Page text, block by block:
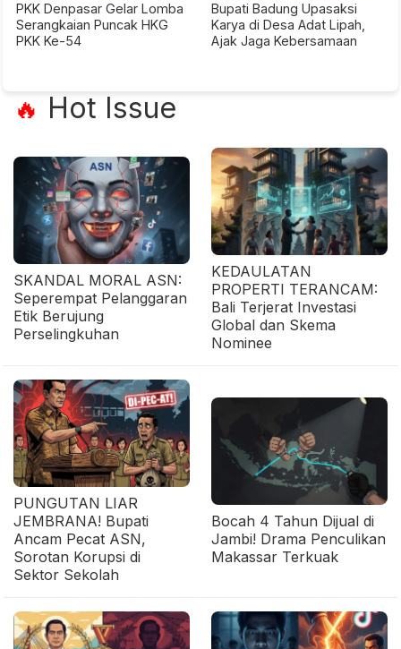
PKK Denpasar Gelar Lomba
Serangkaian Puncak HKG
PKK Ke-54
Bupati Badung Upasaksi
Karya di Desa Adat Lipah,
Ajak Jaga Kebersamaan
🔥 Hot Issue
SKANDAL MORAL ASN:
Seperempat Pelanggaran
Etik Berujung
Perselingkuhan
KEDAULATAN
PROPERTI TERANCAM:
Bali Terjerat Investasi
Global dan Skema
Nominee
PUNGUTAN LIAR
JEMBRANA! Bupati
Ancam Pecat ASN,
Sorotan Korupsi di
Sektor Sekolah
Bocah 4 Tahun Dijual di
Jambi! Drama Penculikan
Makassar Terkuak